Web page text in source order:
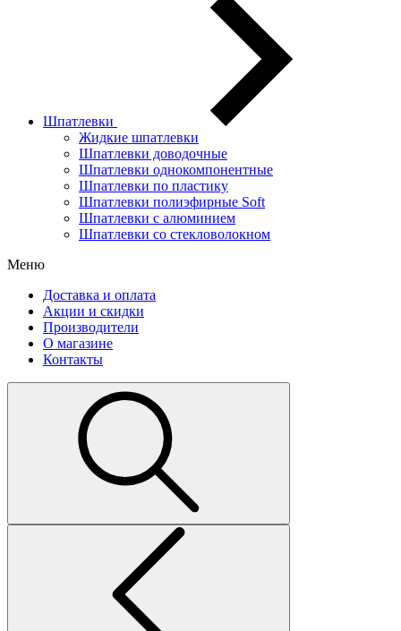
Шпатлевки
Жидкие шпатлевки
Шпатлевки доводочные
Шпатлевки однокомпонентные
Шпатлевки по пластику
Шпатлевки полиэфирные Soft
Шпатлевки с алюминием
Шпатлевки со стекловолокном
Меню
Доставка и оплата
Акции и скидки
Производители
О магазине
Контакты